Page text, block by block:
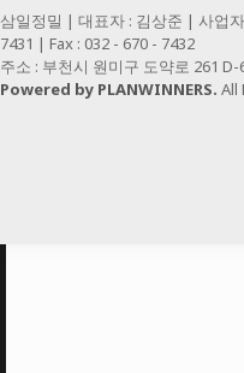
삼일정밀 | 대표자 : 김상준 | 사업
7431 | Fax : 032 - 670 - 7432
주소 : 부천시 원미구 도약로 261
Powered by PLANWINNERS. All